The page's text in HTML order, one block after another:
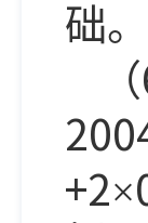
础
（
+2×